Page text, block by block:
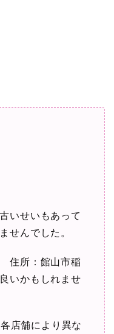
いせいもあって
せんでした。
住所：館山市稲
いかもしれませ
店舗により異な